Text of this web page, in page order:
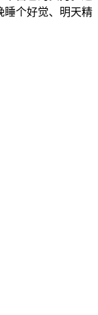
睡个好觉、明天精